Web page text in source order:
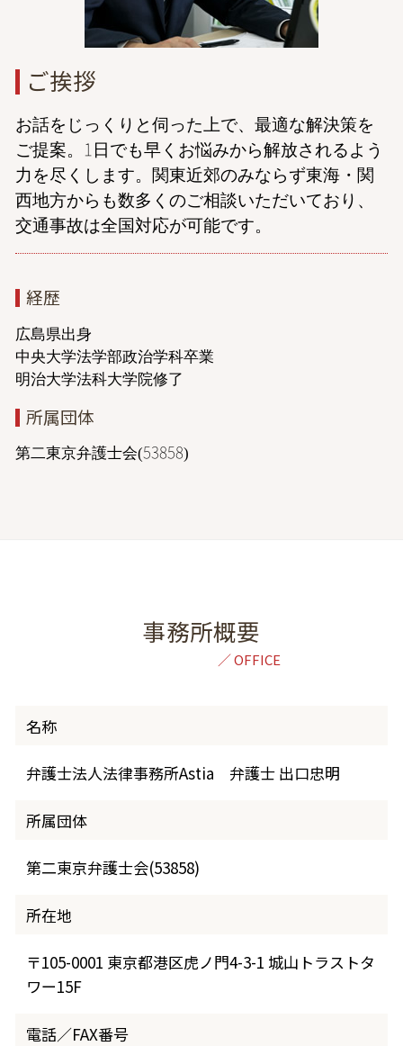
不動産トラブル 弁護士 相談 港区
刑事事件 弁護士 相談 港区
ご挨拶
お話をじっくりと伺った上で、最適な解決策を
ご提案。1日でも早くお悩みから解放されるよう
力を尽くします。関東近郊のみならず東海・関
西地方からも数多くのご相談いただいており、
交通事故は全国対応が可能です。
経歴
広島県出身
中央大学法学部政治学科卒業
明治大学法科大学院修了
所属団体
第二東京弁護士会(53858)
事務所概要
名称
弁護士法人法律事務所Astia 弁護士 出口忠明
所属団体
第二東京弁護士会(53858)
所在地
〒105-0001 東京都港区虎ノ門4-3-1 城山トラストタ
ワー15F
電話／FAX番号